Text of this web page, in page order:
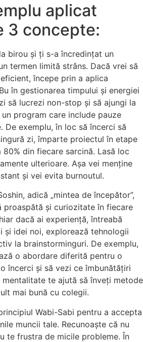
aplicat
3 concepte:
birou și ți s-a încredințat un
termen limită strâns. Dacă vrei să
începe prin a aplica
în gestionarea timpului și energiei
să lucrezi non-stop și să ajungi la
program care include pauze
De exemplu, în loc să încerci să
zi, împarte proiectul în etape
din fiecare sarcină. Lasă loc
ulterioare. Așa vei menține
și vei evita burnoutul.
adică „mintea de începător”,
proaspătă și curiozitate în fiecare
dacă ai experiență, întreabă
și idei noi, explorează tehnologii
la brainstorminguri. De exemplu,
o abordare diferită pentru o
încerci și să vezi ce îmbunătățiri
mentalitate te ajută să înveți metode
mai bună cu colegii.
Wabi-Sabi pentru a accepta
muncii tale. Recunoaște că nu
te frustra de micile probleme. În